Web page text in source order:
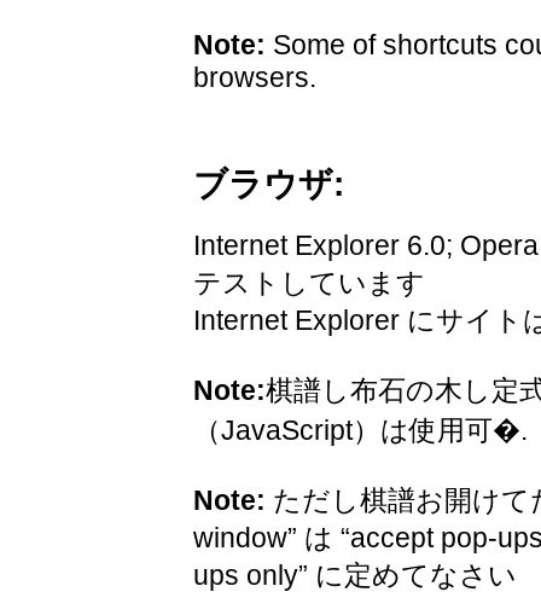
Note: Some of shortcuts
browsers.
ブラウザ:
Internet Explorer 6.0;
テストしています
Internet Explorer にサイト
Note:棋譜し布石の木し定
（JavaScript）は使用可�.
Note: ただし棋譜お開けて
window” は “accept pop-
ups only” に定めてなさい